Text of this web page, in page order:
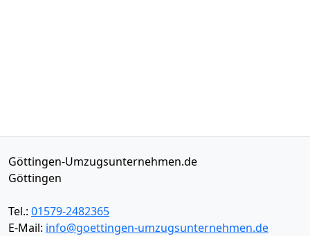
Göttingen-Umzugsunternehmen.de
Göttingen
Tel.: 01579-2482365
E-Mail: info@goettingen-umzugsunternehmen.de